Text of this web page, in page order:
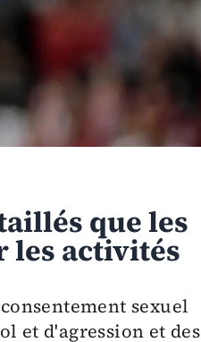
que les
les activités
sexuel
et d'agression et des